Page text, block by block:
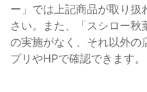
ー」では上記商品が取り
さい。また、「スシロー秋
の実施がなく、それ以外の
プリやHPで確認できます。